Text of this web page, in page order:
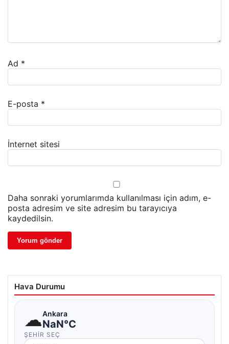
Ad *
E-posta *
İnternet sitesi
Daha sonraki yorumlarımda kullanılması için adım, e-
posta adresim ve site adresim bu tarayıcıya
kaydedilsin.
Hava Durumu
☁Ankara
NaN°C
ŞEHIR SEÇ